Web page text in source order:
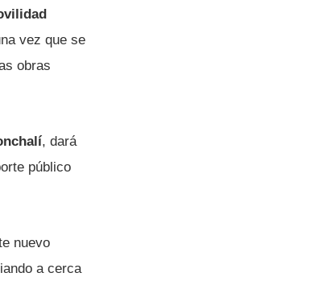
vez que se
obras
, dará
público
nuevo
a cerca